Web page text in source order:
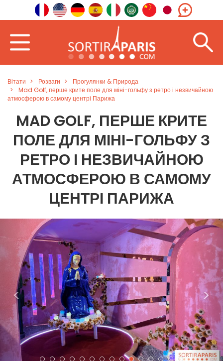
Вітати Розваги
Прогулянки & Природа
Mad Golf, перше крите поле для міні-гольфу з ретро і незвичайною
атмосферою в самому центрі Парижа
MAD GOLF, ПЕРШЕ КРИТЕ
ПОЛЕ ДЛЯ МІНІ-ГОЛЬФУ З
РЕТРО І НЕЗВИЧАЙНОЮ
АТМОСФЕРОЮ В САМОМУ
ЦЕНТРІ ПАРИЖА
< >